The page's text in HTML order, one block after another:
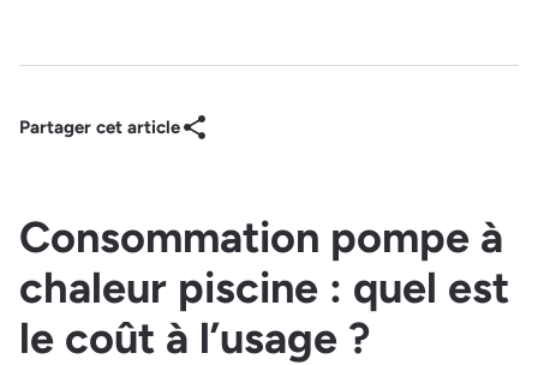
Partager cet article
Consommation pompe à
chaleur piscine : quel est
le coût à l’usage ?